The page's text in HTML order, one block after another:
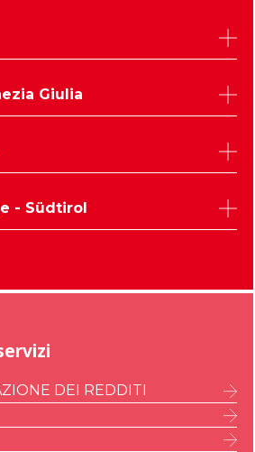
Giulia
- Südtirol
DEI REDDITI